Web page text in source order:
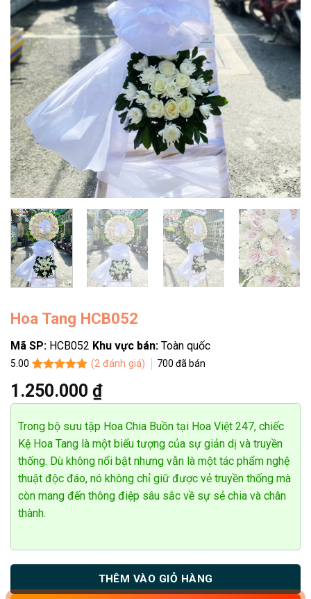
Hoa Tang HCB052
Mã SP: HCB052 Khu vực bán: Toàn quốc
5.00
dựa trên
đánh giá
(2đánh giá) 700 đã bán
1.250.000 ₫
Trong bộ sưu tập Hoa Chia Buồn tại Hoa Việt 247, chiếc
Kệ Hoa Tang là một biểu tượng của sự giản dị và truyền
thống. Dù không nổi bật nhưng vẫn là một tác phẩm nghệ
thuật độc đáo, nó không chỉ giữ được vẻ truyền thống mà
còn mang đến thông điệp sâu sắc về sự sẻ chia và chân
thành.
THÊM VÀO GIỎ HÀNG